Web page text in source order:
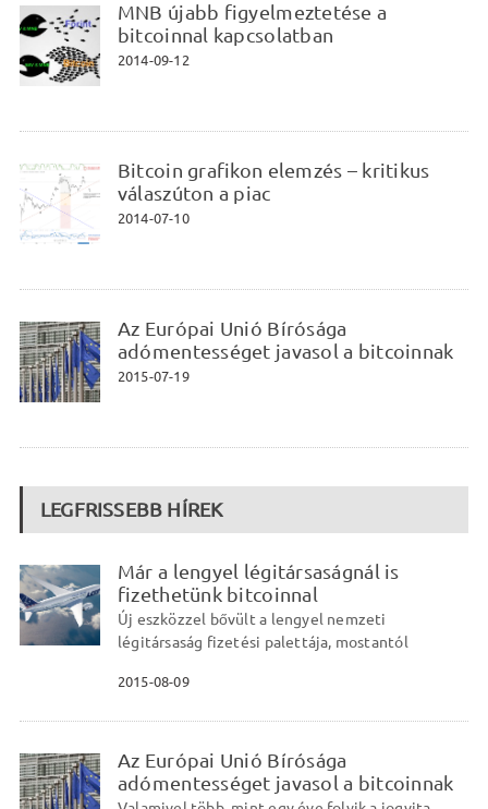
MNB újabb figyelmeztetése a
bitcoinnal kapcsolatban
2014-09-12
Bitcoin grafikon elemzés – kritikus
válaszúton a piac
2014-07-10
Az Európai Unió Bírósága
adómentességet javasol a bitcoinnak
2015-07-19
LEGFRISSEBB HÍREK
Már a lengyel légitársaságnál is
fizethetünk bitcoinnal
Új eszközzel bővült a lengyel nemzeti
légitársaság fizetési palettája, mostantól
2015-08-09
Az Európai Unió Bírósága
adómentességet javasol a bitcoinnak